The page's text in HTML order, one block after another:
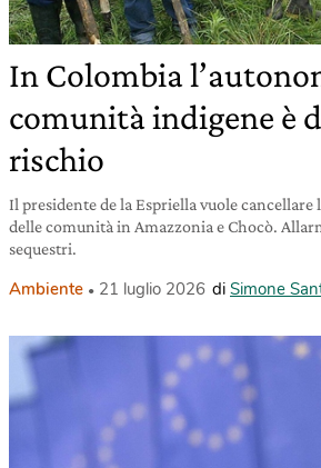
In Colombia
comunità indigene è
rischio
Il presidente de la Espriella vuole
delle comunità in Amazzonia e Chocò.
sequestri.
Ambiente 21 luglio 2026 di Simone